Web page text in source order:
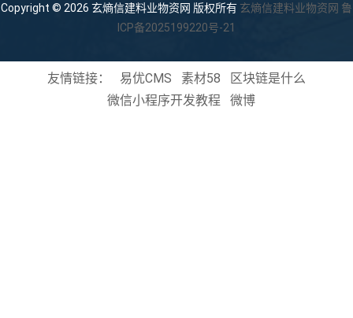
Copyright © 2026 玄熵信建料业物资网 版权所有 玄熵信建料业物资网 鲁
ICP备2025199220号-21
友情链接： 易优CMS 素材58
区块链是什么
微信小程序开发教程
微博